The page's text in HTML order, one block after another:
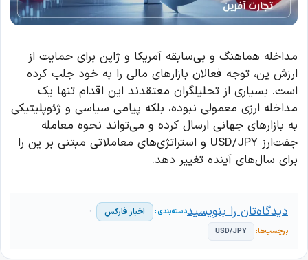
مداخله هماهنگ و بی‌سابقه آمریکا و ژاپن برای حمایت از
ارزش ین، توجه فعالان بازارهای مالی را به خود جلب کرده
است. بسیاری از تحلیلگران معتقدند این اقدام تنها یک
مداخله ارزی معمولی نبوده، بلکه پیامی سیاسی و ژئوپلیتیکی
به بازارهای جهانی ارسال کرده و می‌تواند نحوه معامله
جفت‌ارز USD/JPY و استراتژی‌های معاملاتی مبتنی بر ین را
برای سال‌های آینده تغییر دهد.
اخبار فارکس
USD/JPY
دیدگاه‌تان را بنویسید